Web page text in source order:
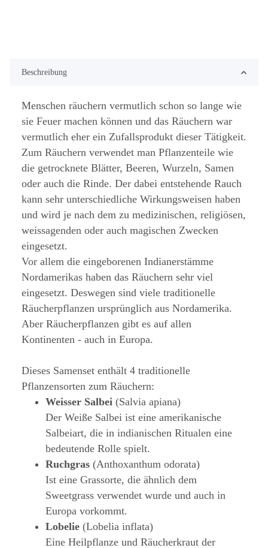
Beschreibung
Menschen räuchern vermutlich schon so lange wie
sie Feuer machen können und das Räuchern war
vermutlich eher ein Zufallsprodukt dieser Tätigkeit.
Zum Räuchern verwendet man Pflanzenteile wie
die getrocknete Blätter, Beeren, Wurzeln, Samen
oder auch die Rinde. Der dabei entstehende Rauch
kann sehr unterschiedliche Wirkungsweisen haben
und wird je nach dem zu medizinischen, religiösen,
weissagenden oder auch magischen Zwecken
eingesetzt.
Vor allem die eingeborenen Indianerstämme
Nordamerikas haben das Räuchern sehr viel
eingesetzt. Deswegen sind viele traditionelle
Räucherpflanzen ursprünglich aus Nordamerika.
Aber Räucherpflanzen gibt es auf allen
Kontinenten - auch in Europa.
Dieses Samenset enthält 4 traditionelle
Pflanzensorten zum Räuchern:
Weisser Salbei (Salvia apiana)
Der Weiße Salbei ist eine amerikanische
Salbeiart, die in indianischen Ritualen eine
bedeutende Rolle spielt.
Ruchgras (Anthoxanthum odorata)
Ist eine Grassorte, die ähnlich dem
Sweetgrass verwendet wurde und auch in
Europa vorkommt.
Lobelie (Lobelia inflata)
Eine Heilpflanze und Räucherkraut der